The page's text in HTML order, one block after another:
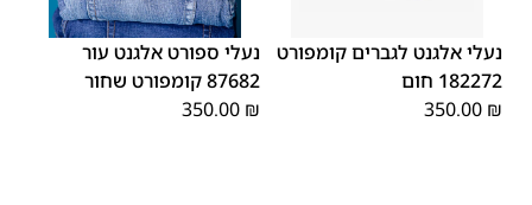
נעלי אלגנט לגברים קומפורט
182272 חום
350.00 ₪
39
40
41
42
43
44
45
46
נעלי ספורט אלגנט עור
87682 קומפורט שחור
350.00 ₪